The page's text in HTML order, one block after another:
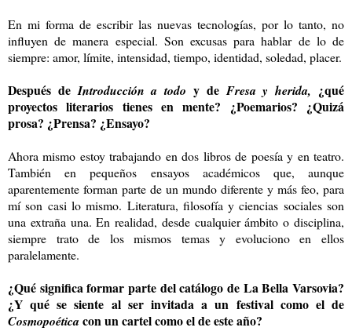
En mi forma de escribir las nuevas tecnologías, por lo tanto, no
influyen de manera especial. Son excusas para hablar de lo de
siempre: amor, límite, intensidad, tiempo, identidad, soledad, placer.
Después deIntroducción a todo y deFresa y herida, ¿qué
proyectos literarios tienes en mente? ¿Poemarios? ¿Quizá
prosa? ¿Prensa? ¿Ensayo?
Ahora mismo estoy trabajando en dos libros de poesía y en teatro.
También en pequeños ensayos académicos que, aunque
aparentemente forman parte de un mundo diferente y más feo, para
mí son casi lo mismo. Literatura, filosofía y ciencias sociales son
una extraña una. En realidad, desde cualquier ámbito o disciplina,
siempre trato de los mismos temas y evoluciono en ellos
paralelamente.
¿Qué significa formar parte del catálogo de La Bella Varsovia?
¿Y qué se siente al ser invitada a un festival como el de
Cosmopoética con un cartel como el de este año?